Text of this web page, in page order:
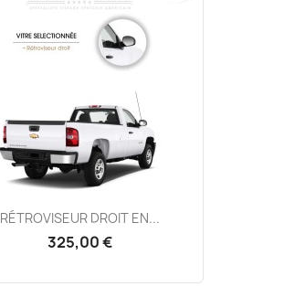
RÉTROVISEUR DROIT EN...
325,00 €